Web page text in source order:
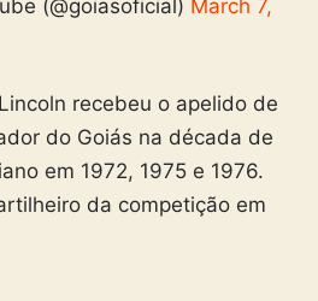
(@goiasoficial) March 7,
recebeu o apelido de
do Goiás na década de
em 1972, 1975 e 1976.
da competição em